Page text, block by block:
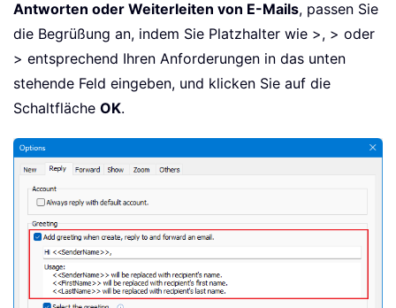
Antworten oder Weiterleiten von E-Mails, passen Sie
die Begrüßung an, indem Sie Platzhalter wie >, > oder
> entsprechend Ihren Anforderungen in das unten
stehende Feld eingeben, und klicken Sie auf die
Schaltfläche OK.